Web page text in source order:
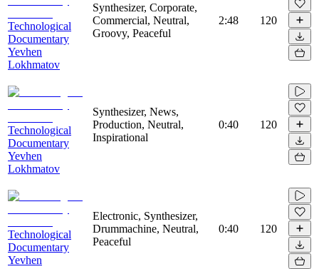
Technological
Documentary
Yevhen
Lokhmatov
Synthesizer, Corporate,
Commercial, Neutral,
Groovy, Peaceful
2:48 120
Technological
Documentary
Yevhen
Lokhmatov
Synthesizer, News,
Production, Neutral,
Inspirational
0:40 120
Technological
Documentary
Yevhen
Electronic, Synthesizer,
Drummachine, Neutral,
Peaceful
0:40 120